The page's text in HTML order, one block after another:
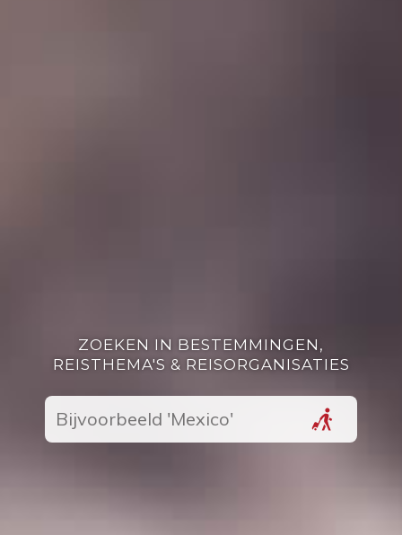
ZOEKEN IN BESTEMMINGEN,
REISTHEMA'S & REISORGANISATIES